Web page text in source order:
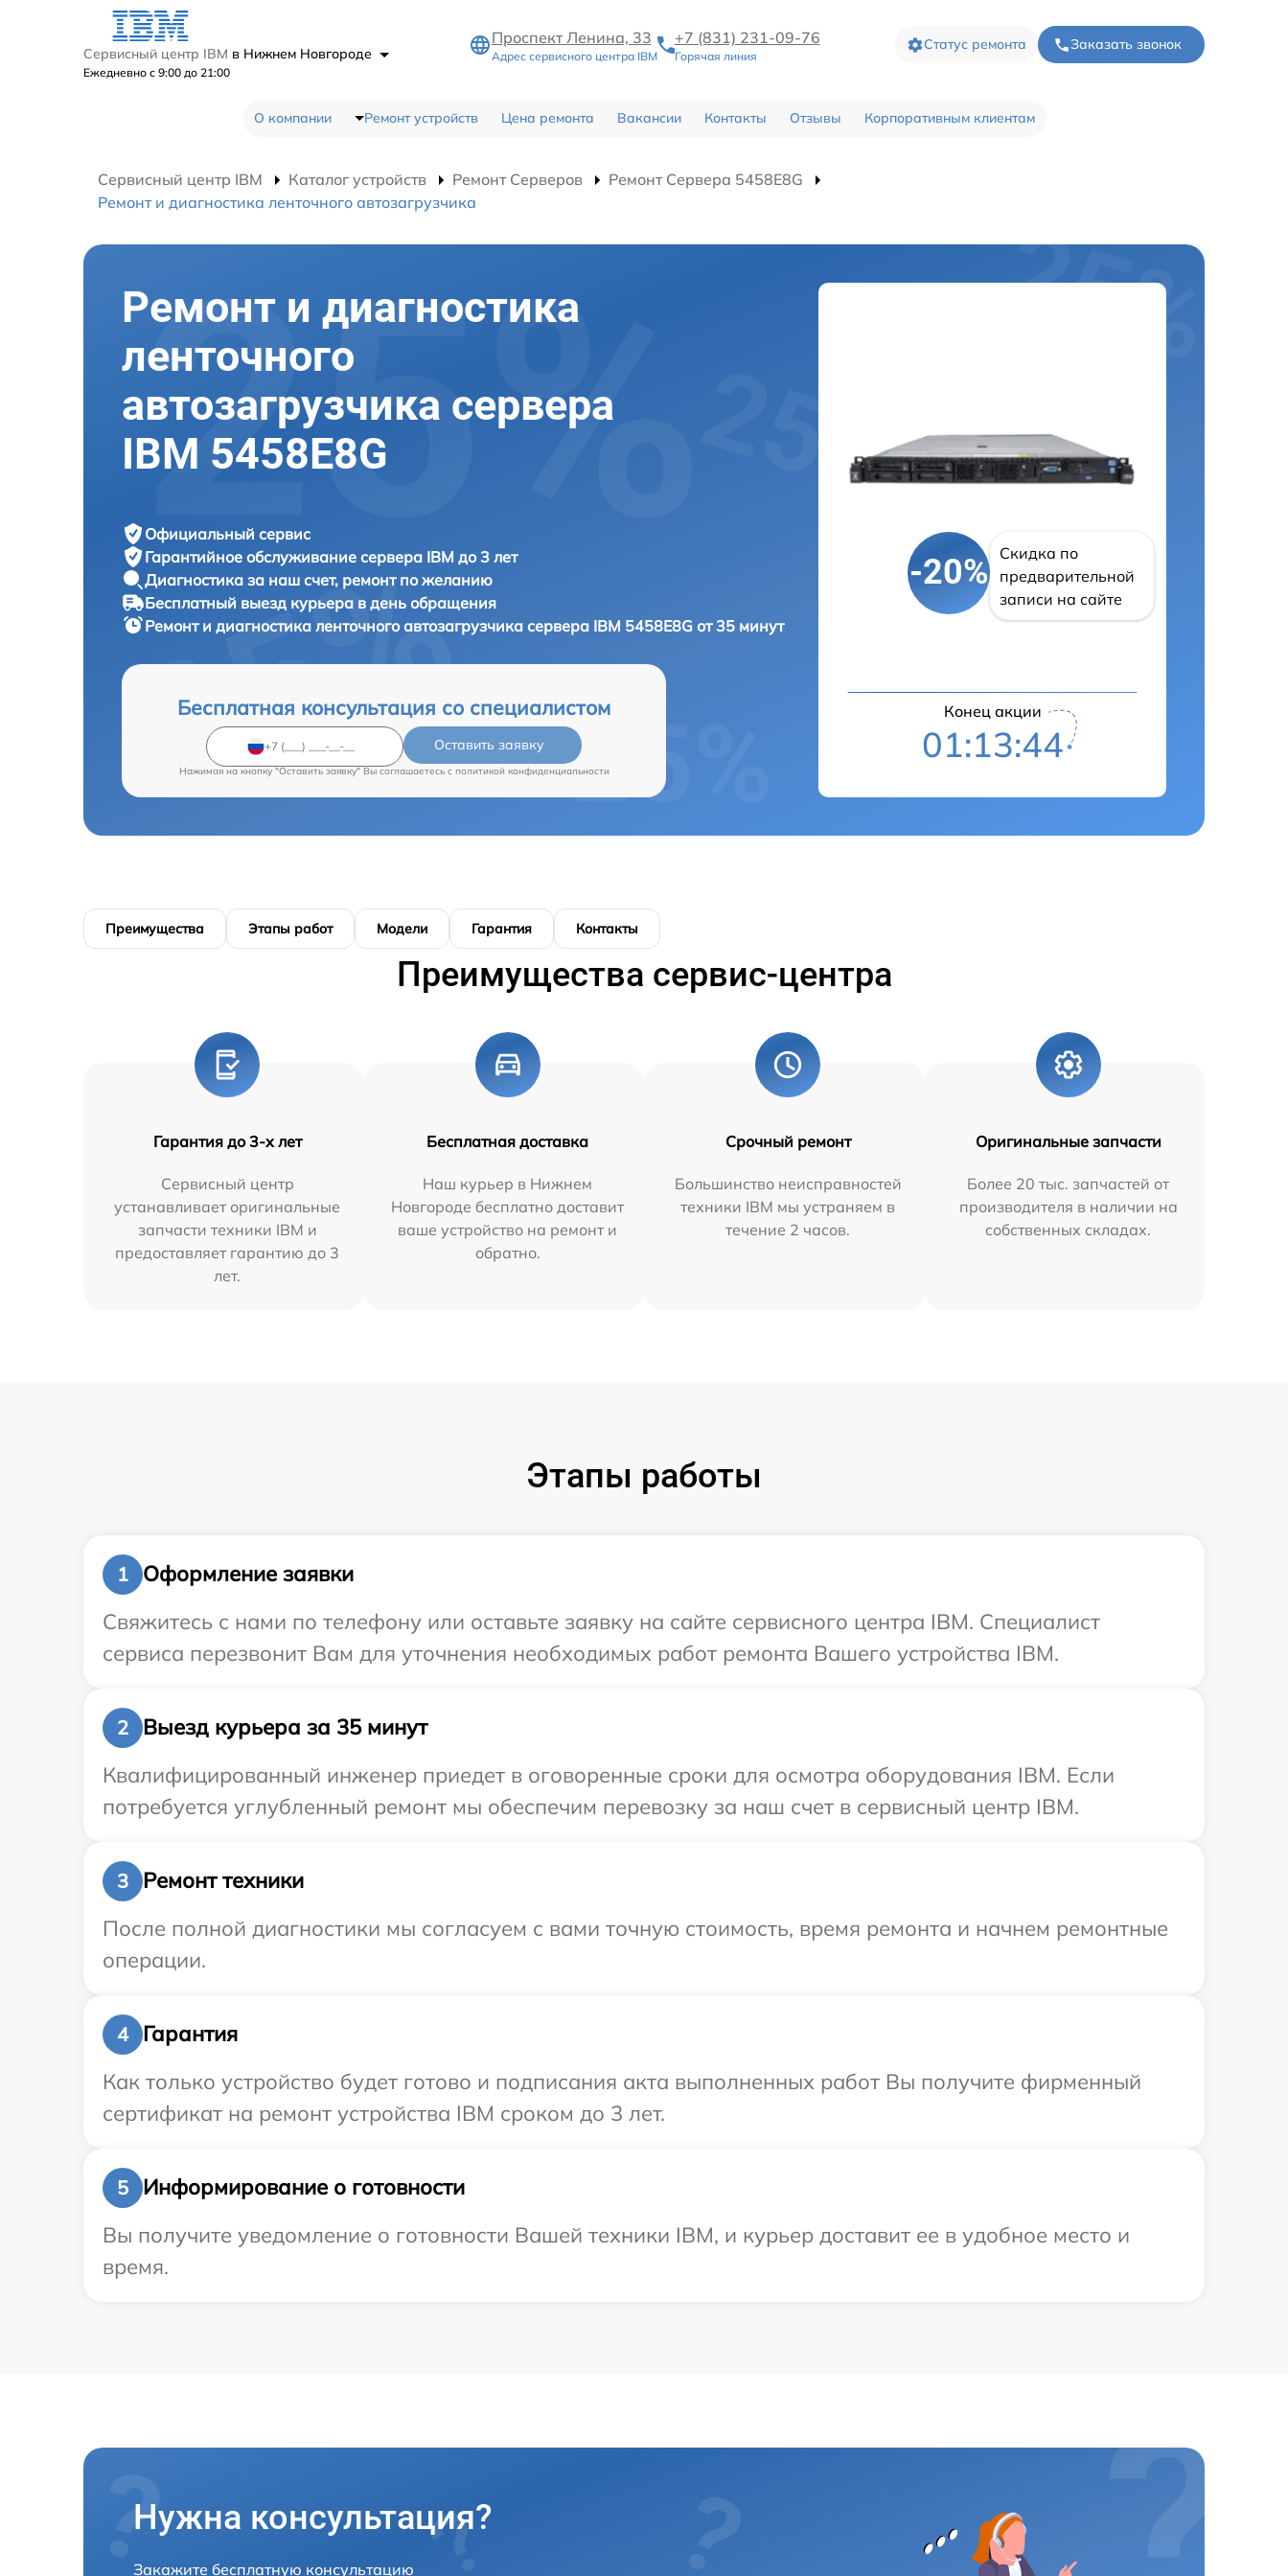
Сервисный центр IBM в Нижнем Новгороде
Ежедневно с 9:00 до 21:00
Проспект Ленина, 33
Адрес сервисного центра IBM
+7 (831) 231-09-76
Горячая линия
Статус ремонта Заказать звонок
О компании Ремонт устройств Цена ремонта Вакансии Контакты Отзывы Корпоративным клиентам
Сервисный центр IBM Каталог устройств Ремонт Серверов
Ремонт Сервера 5458E8G
Ремонт и диагностика ленточного автозагрузчика
Ремонт и диагностика
ленточного
автозагрузчика сервера
IBM 5458E8G
Официальный сервис
Гарантийное обслуживание сервера IBM до 3 лет
Диагностика за наш счет, ремонт по желанию
Бесплатный выезд курьера в день обращения
Ремонт и диагностика ленточного автозагрузчика сервера IBM 5458E8G от 35 минут
Бесплатная консультация со специалистом
Оставить заявку
Нажимая на кнопку "Оставить заявку" Вы соглашаетесь c политикой конфиденциальности
-20%
Скидка по
предварительной
записи на сайте
Конец акции
01:13:43
Преимущества Этапы работ Модели Гарантия Контакты
Преимущества сервис-центра
Гарантия до 3-х лет
Сервисный центр
устанавливает оригинальные
запчасти техники IBM и
предоставляет гарантию до 3
лет.
Бесплатная доставка
Наш курьер в Нижнем
Новгороде бесплатно доставит
ваше устройство на ремонт и
обратно.
Срочный ремонт
Большинство неисправностей
техники IBM мы устраняем в
течение 2 часов.
Оригинальные запчасти
Более 20 тыс. запчастей от
производителя в наличии на
собственных складах.
Этапы работы
1
Оформление заявки
Свяжитесь с нами по телефону или оставьте заявку на сайте сервисного центра IBM. Специалист
сервиса перезвонит Вам для уточнения необходимых работ ремонта Вашего устройства IBM.
2
Выезд курьера за 35 минут
Квалифицированный инженер приедет в оговоренные сроки для осмотра оборудования IBM. Если
потребуется углубленный ремонт мы обеспечим перевозку за наш счет в сервисный центр IBM.
3
Ремонт техники
После полной диагностики мы согласуем с вами точную стоимость, время ремонта и начнем ремонтные
операции.
4
Гарантия
Как только устройство будет готово и подписания акта выполненных работ Вы получите фирменный
сертификат на ремонт устройства IBM сроком до 3 лет.
5
Информирование о готовности
Вы получите уведомление о готовности Вашей техники IBM, и курьер доставит ее в удобное место и
время.
Нужна консультация?
Закажите бесплатную консультацию